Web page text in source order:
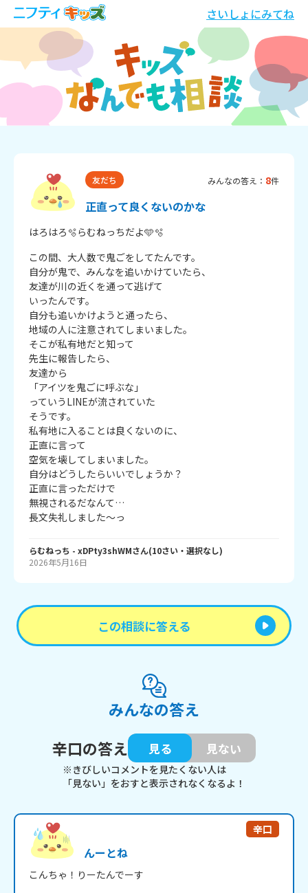
さいしょにみてね
友だち みんなの答え： 8件
正直って良くないのかな
はろはろ🫧らむねっちだよ🩵🫧
この間、大人数で鬼ごをしてたんです。
自分が鬼で、みんなを追いかけていたら、
友達が川の近くを通って逃げて
いったんです。
自分も追いかけようと通ったら、
地域の人に注意されてしまいました。
そこが私有地だと知って
先生に報告したら、
友達から
「アイツを鬼ごに呼ぶな」
っていうLINEが流されていた
そうです。
私有地に入ることは良くないのに、
正直に言って
空気を壊してしまいました。
自分はどうしたらいいでしょうか？
正直に言っただけで
無視されるだなんて…
長文失礼しました～っ
らむねっち - xDPty3shWMさん(10さい・ 選択なし)
2026年5月16日
この相談に答える
みんなの答え
辛口の答え
見る 見ない
※きびしいコメントを見たくない人は
「見ない」をおすと表示されなくなるよ！
辛口
んーとね
こんちゃ！りーたんでーす